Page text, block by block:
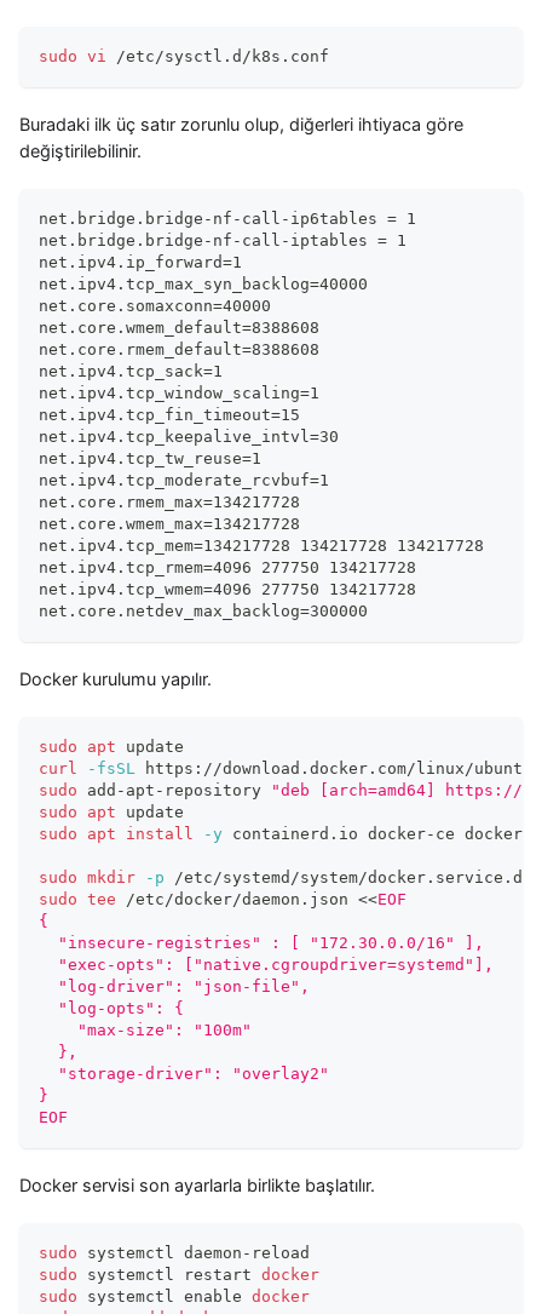
sudo vi /etc/sysctl.d/k8s.conf
Buradaki ilk üç satır zorunlu olup, diğerleri ihtiyaca göre
değiştirilebilinir.
net.bridge.bridge - nf - call - ip6tables = 1
net.bridge.bridge - nf - call - iptables = 1
net.ipv4.ip_forward=1
net.ipv4.tcp_max_syn_backlog=40000
net.core.somaxconn=40000
net.core.wmem_default=8388608
net.core.rmem_default=8388608
net.ipv4.tcp_sack=1
net.ipv4.tcp_window_scaling=1
net.ipv4.tcp_fin_timeout=15
net.ipv4.tcp_keepalive_intvl=30
net.ipv4.tcp_tw_reuse=1
net.ipv4.tcp_moderate_rcvbuf=1
net.core.rmem_max=134217728
net.core.wmem_max=134217728
net.ipv4.tcp_mem=134217728 134217728 134217728
net.ipv4.tcp_rmem=4096 277750 134217728
net.ipv4.tcp_wmem=4096 277750 134217728
net.core.netdev_max_backlog=300000
Docker kurulumu yapılır.
sudo apt update
curl
-fsSL
https://download.docker.com/linux/
sudo add-apt-repository
"deb [arch=amd64] https://
sudo
apt update
sudo
apt install -y containerd.io docker-ce
sudo mkdir -p /etc/systemd/system/docker.service.d
sudo tee /etc/docker/daemon.json <<EOF
{
  "insecure-registries" : [ "172.30.0.0/16" ],
  "exec-opts": ["native.cgroupdriver=systemd"],
  "log-driver": "json-file",
  "log-opts": {
    "max-size": "100m"
  },
  "storage-driver": "overlay2"
}
EOF
Docker servisi son ayarlarla birlikte başlatılır.
sudo systemctl daemon-reload
sudo systemctl restart docker
sudo systemctl enable docker